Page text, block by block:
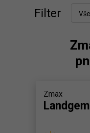
Filter
Zmax